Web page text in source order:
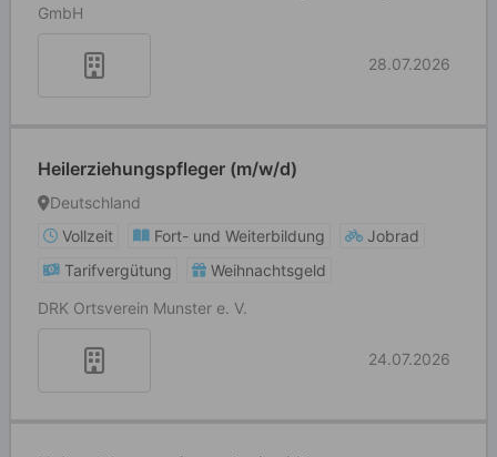
GmbH
28.07.2026
Heilerziehungspfleger (m/w/d)
Deutschland
Vollzeit
Fort- und Weiterbildung
Jobrad
Tarifvergütung
Weihnachtsgeld
DRK Ortsverein Munster e. V.
24.07.2026